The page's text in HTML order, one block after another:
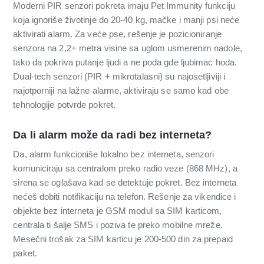
Moderni PIR senzori pokreta imaju Pet Immunity funkciju
koja ignoriše životinje do 20-40 kg, mačke i manji psi neće
aktivirati alarm. Za veće pse, rešenje je pozicioniranje
senzora na 2,2+ metra visine sa uglom usmerenim nadole,
tako da pokriva putanje ljudi a ne poda gde ljubimac hoda.
Dual-tech senzori (PIR + mikrotalasni) su najosetljiviji i
najotporniji na lažne alarme, aktiviraju se samo kad obe
tehnologije potvrde pokret.
Da li alarm može da radi bez interneta?
Da, alarm funkcioniše lokalno bez interneta, senzori
komuniciraju sa centralom preko radio veze (868 MHz), a
sirena se oglašava kad se detektuje pokret. Bez interneta
nećeš dobiti notifikaciju na telefon. Rešenje za vikendice i
objekte bez interneta je GSM modul sa SIM karticom,
centrala ti šalje SMS i poziva te preko mobilne mreže.
Mesečni trošak za SIM karticu je 200-500 din za prepaid
paket.